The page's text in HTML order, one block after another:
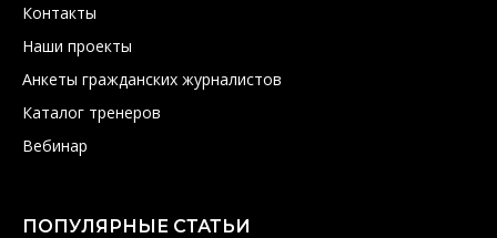
Контакты
Наши проекты
Анкеты гражданских журналистов
Каталог тренеров
Вебинар
ПОПУЛЯРНЫЕ СТАТЬИ